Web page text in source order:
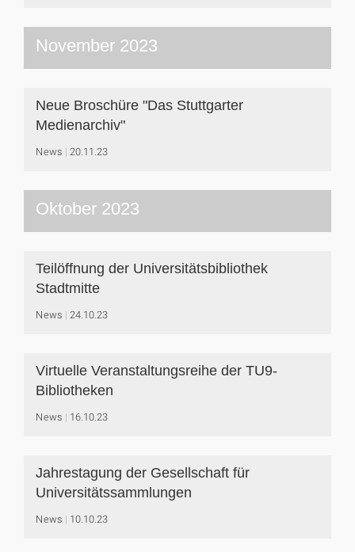
November 2023
Neue Broschüre "Das Stuttgarter
Medienarchiv"
News 20.11.23
Oktober 2023
Teilöffnung der Universitätsbibliothek
Stadtmitte
News 24.10.23
Virtuelle Veranstaltungsreihe der TU9-
Bibliotheken
News 16.10.23
Jahrestagung der Gesellschaft für
Universitätssammlungen
News 10.10.23